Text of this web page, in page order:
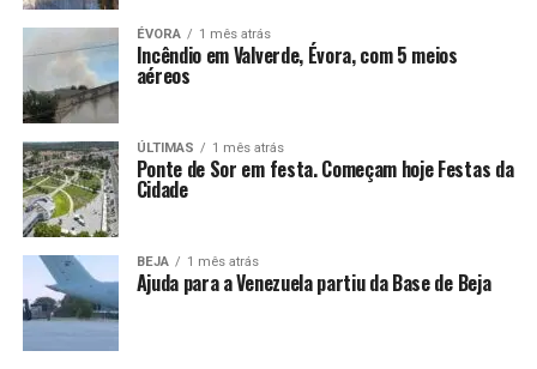
ÉVORA 1 mês atrás
Incêndio em Valverde, Évora, com 5 meios
aéreos
ÚLTIMAS 1 mês atrás
Ponte de Sor em festa. Começam hoje Festas da
Cidade
BEJA 1 mês atrás
Ajuda para a Venezuela partiu da Base de Beja